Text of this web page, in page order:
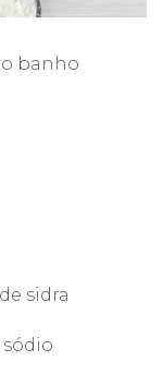
banho
sidra
sódio